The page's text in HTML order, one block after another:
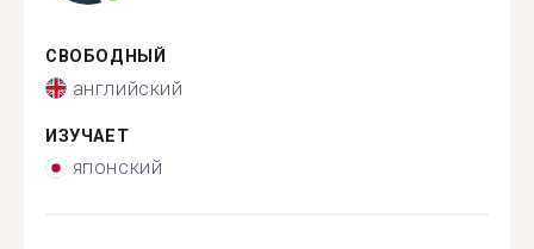
СВОБОДНЫЙ
английский
ИЗУЧАЕТ
японский